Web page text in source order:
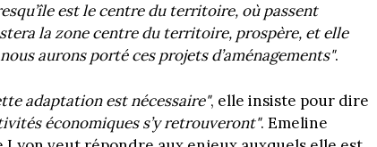
est le centre du territoire, où passent
la zone centre du territoire, prospère, et elle
aurons porté ces projets d’aménagements".
adaptation est nécessaire", elle insiste pour dire
économiques s’y retrouveront". Emeline